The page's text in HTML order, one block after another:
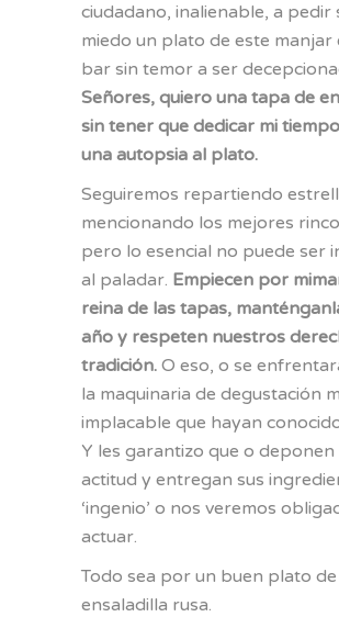
ciudadano, inalienable, a pedir
miedo un plato de este manjar
bar sin temor a ser
Señores, quiero una tapa de
sin tener que dedicar mi
una autopsia al plato.
Seguiremos repartiendo
mencionando los mejores
pero lo esencial no puede ser
al paladar. Empiecen por
reina de las tapas,
año y respeten nuestros
tradición. O eso, o se
la maquinaria de degustación
implacable que hayan
Y les garantizo que o deponen
actitud y entregan sus
‘ingenio’ o nos veremos
actuar.
Todo sea por un buen plato de
ensaladilla rusa.